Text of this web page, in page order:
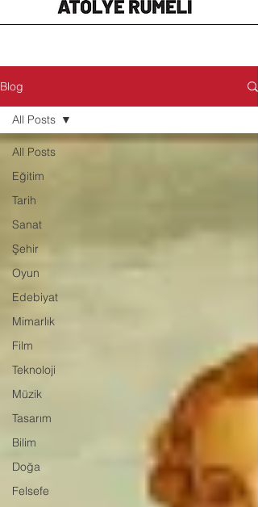
Blog
All Posts
Eğitim
Tarih
Sanat
Şehir
Oyun
Edebiyat
Mimarlık
Film
Teknoloji
Müzik
Tasarım
Bilim
Doğa
Felsefe
All Posts